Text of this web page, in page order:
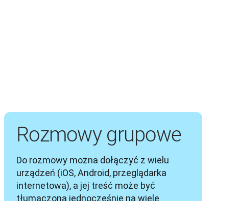
Rozmowy grupowe
Do rozmowy można dołączyć z wielu
urządzeń (iOS, Android, przeglądarka
internetowa), a jej treść może być
tłumaczona jednocześnie na wiele